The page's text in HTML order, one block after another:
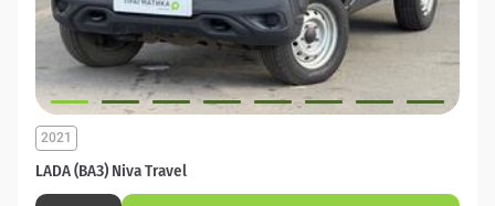
LADA (ВАЗ) Niva Travel
2021